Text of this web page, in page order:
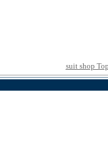
suit shop